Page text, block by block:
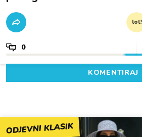
lol!
0
KOMENTIRAJ
ODJEVNI KLASIK